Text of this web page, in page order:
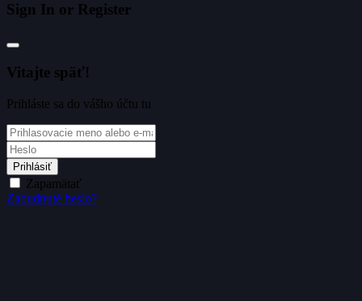
Sign In or Register
Vitajte späť!
Prihláste sa do vášho účtu tu
Prihlásiť
Zapamätať
Zabudnuté heslo?